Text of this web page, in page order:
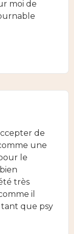
moi de
de
une
le
très
il
tant que psy